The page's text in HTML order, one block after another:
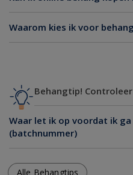
Waarom kies ik voor
Behangtip!
Waar let ik op voordat ik ga
(batchnummer)
Alle Behangtips